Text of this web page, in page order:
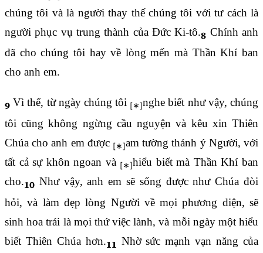
chúng tôi và là người thay thế chúng tôi với tư cách là
người phục vụ trung thành của Đức Ki-tô.8 Chính anh
đã cho chúng tôi hay về lòng mến mà Thần Khí ban
cho anh em.
9 Vì thế, từ ngày chúng tôi
nghe biết như vậy, chúng
tôi cũng không ngừng cầu nguyện và kêu xin Thiên
Chúa cho anh em được
am tường thánh ý Người, với
tất cả sự khôn ngoan và
hiểu biết mà Thần Khí ban
cho.10 Như vậy, anh em sẽ sống được như Chúa đòi
hỏi, và làm đẹp lòng Người về mọi phương diện, sẽ
sinh hoa trái là mọi thứ việc lành, và mỗi ngày một hiểu
biết Thiên Chúa hơn.11 Nhờ sức mạnh vạn năng của